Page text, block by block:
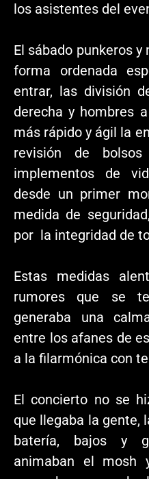
los asistentes del
El sábado punkeros
forma ordenada
entrar, las división
derecha y hombres
más rápido y ágil la
revisión de
implementos de
desde un primer
medida de
por la integridad de
Estas medidas
rumores que se
generaba una
entre los afanes de
a la filarmónica con
El concierto no se
que llegaba la gente,
batería, bajos y
animaban el mosh